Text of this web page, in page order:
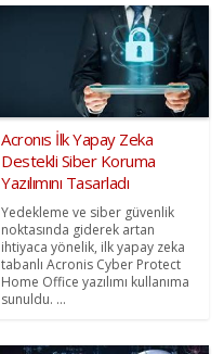
Acronıs İlk Yapay Zeka
Destekli Siber Koruma
Yazılımını Tasarladı
Yedekleme ve siber güvenlik
noktasında giderek artan
ihtiyaca yönelik, ilk yapay zeka
tabanlı Acronis Cyber Protect
Home Office yazılımı kullanıma
sunuldu. ...